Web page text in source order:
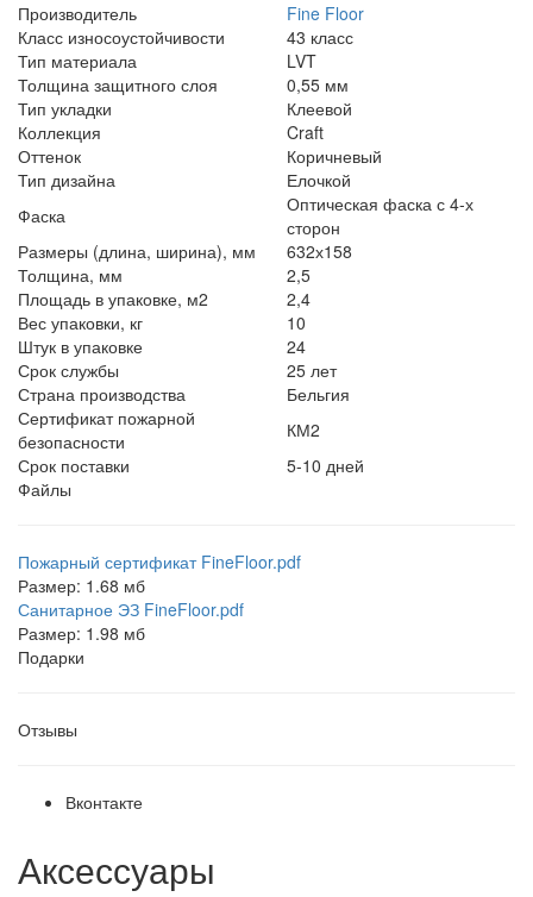
Производитель
Fine Floor
Класс износоустойчивости
43 класс
Тип материала
LVT
Толщина защитного слоя
0,55 мм
Тип укладки
Клеевой
Коллекция
Craft
Оттенок
Коричневый
Тип дизайна
Елочкой
Фаска
Оптическая фаска с 4-х
сторон
Размеры (длина, ширина), мм
632х158
Толщина, мм
2,5
Площадь в упаковке, м2
2,4
Вес упаковки, кг
10
Штук в упаковке
24
Срок службы
25 лет
Страна производства
Бельгия
Сертификат пожарной
безопасности
КМ2
Срок поставки
5-10 дней
Файлы
Пожарный сертификат FineFloor.pdf
Размер: 1.68 мб
Санитарное ЭЗ FineFloor.pdf
Размер: 1.98 мб
Подарки
Отзывы
Вконтакте
Аксессуары